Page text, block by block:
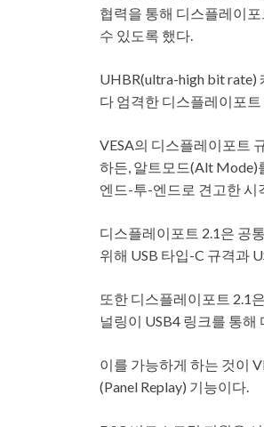
협력을 통해 디스플레이
수 있도록 했다.
UHBR(ultra-high bit rate)
다 엄격한 디스플레이포
VESA의 디스플레이포트
하든, 알트모드(Alt Mode)
엔드-투-엔드로 견고한 시
디스플레이포트 2.1은 공
위해 USB 타입-C 규격과
또한 디스플레이포트 2.1
널링이 USB4 링크를 통
이를 가능하게 하는 것이
(Panel Replay) 기능이다.